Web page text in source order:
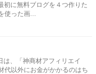
初に無料ブログを４つ作りた
使った画...
、「神商材アフィリエイ
代以外にお金がかかるのはち